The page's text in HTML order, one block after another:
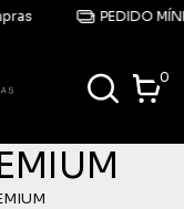
PEDIDO
0